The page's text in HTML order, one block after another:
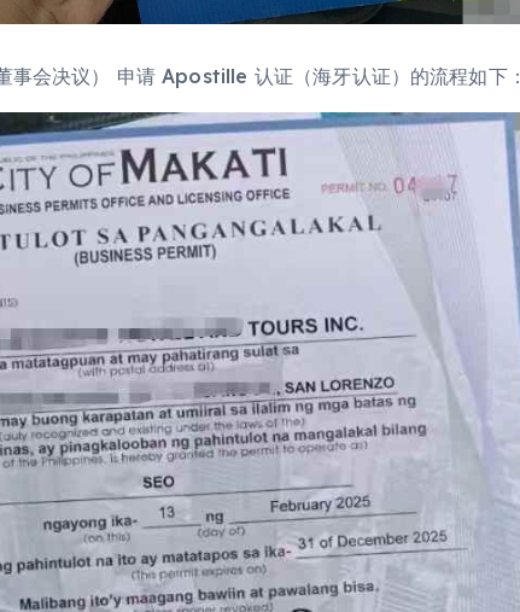
会决议） 申请 Apostille 认证（海牙认证）的流程如下：